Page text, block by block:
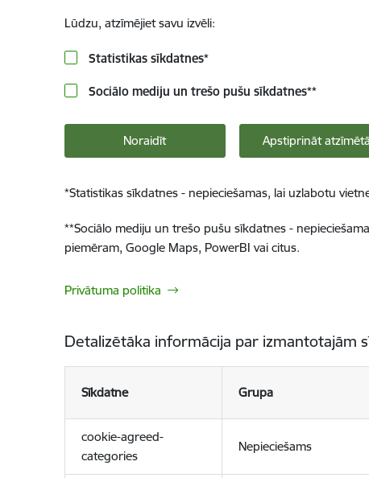
Lūdzu, atzīmējiet savu izvēli:
Statistikas sīkdatnes*
Sociālo mediju un trešo pušu sīkdatnes**
Noraidīt Apstiprināt
*Statistikas sīkdatnes - nepieciešamas, lai uzlabotu
**Sociālo mediju un trešo pušu sīkdatnes -
piemēram, Google Maps, PowerBI vai citus.
Privātuma politika
Detalizētāka informācija par izmantotajām
Sīkdatne Grupa
cookie-agreed-
categories
Nepieciešams